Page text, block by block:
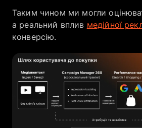
Таким чином ми могли
а реальний вплив медійної
конверсію.